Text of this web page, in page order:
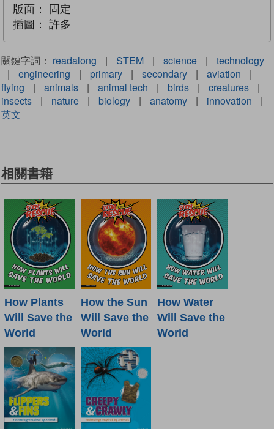
版面：
固定
插圖：
許多
關鍵字詞： readalong | STEM | science |
technology
|
engineering | primary | secondary | aviation
|
flying
| animals | animal tech | birds | creatures
|
insects
| nature | biology | anatomy | innovation
|
英文
相關書籍
How Plants
Will Save the
World
How the Sun
Will Save the
World
How Water
Will Save the
World